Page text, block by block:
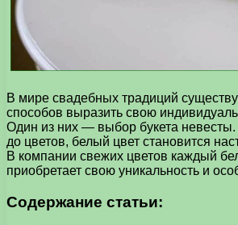
В мире свадебных традиций
способов выразить свою
Один из них — выбор букета невесты.
до цветов, белый цвет становится
В компании свежих цветов каждый
приобретает свою уникальность и
Содержание статьи: